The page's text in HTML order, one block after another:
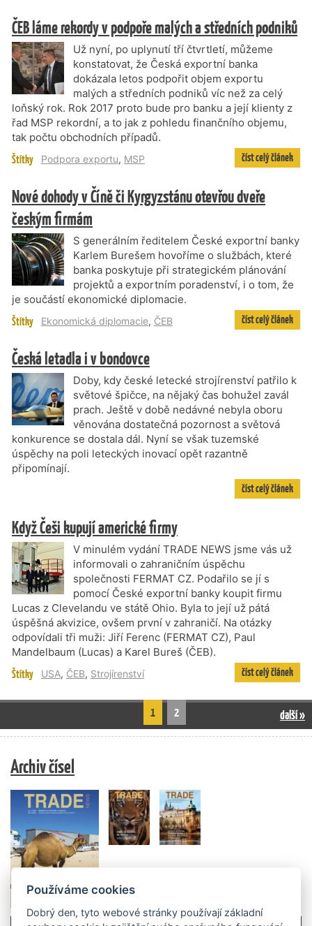
ČEB láme rekordy v podpoře malých a středních podniků
Už nyní, po uplynutí tří čtvrtletí, můžeme
konstatovat, že Česká exportní banka
dokázala letos podpořit objem exportu
malých a středních podniků víc než za celý
loňský rok. Rok 2017 proto bude pro banku a její klienty z
řad MSP rekordní, a to jak z pohledu finančního objemu,
tak počtu obchodních případů.
Štítky Podpora exportu, MSP číst celý článek
Nové dohody v Číně či Kyrgyzstánu otevřou dveře
českým firmám
S generálním ředitelem České exportní banky
Karlem Burešem hovoříme o službách, které
banka poskytuje při strategickém plánování
projektů a exportním poradenství, i o tom, že
je součástí ekonomické diplomacie.
Štítky Ekonomická diplomacie, ČEB číst celý článek
Česká letadla i v bondovce
Doby, kdy české letecké strojírenství patřilo k
světové špičce, na nějaký čas bohužel zavál
prach. Ještě v době nedávné nebyla oboru
věnována dostatečná pozornost a světová
konkurence se dostala dál. Nyní se však tuzemské
úspěchy na poli leteckých inovací opět razantně
připomínají.
číst celý článek
Když Češi kupují americké firmy
V minulém vydání TRADE NEWS jsme vás už
informovali o zahraničním úspěchu
společnosti FERMAT CZ. Podařilo se jí s
pomocí České exportní banky koupit firmu
Lucas z Clevelandu ve státě Ohio. Byla to její už pátá
úspěšná akvizice, ovšem první v zahraničí. Na otázky
odpovídali tři muži: Jiří Ferenc (FERMAT CZ), Paul
Mandelbaum (Lucas) a Karel Bureš (ČEB).
Štítky USA, ČEB, Strojírenství číst celý článek
1 2 další »
Archiv čísel
Používáme cookies
Dobrý den, tyto webové stránky používají základní